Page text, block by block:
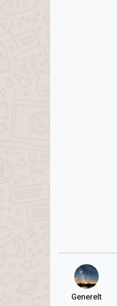
Generelt